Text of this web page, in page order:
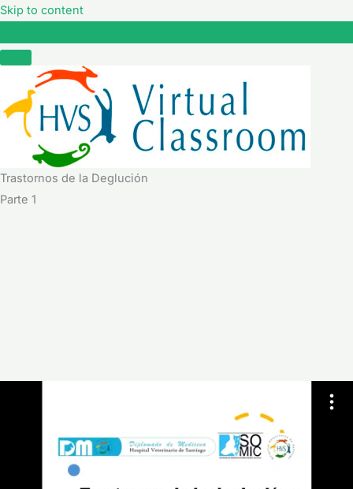
Skip to content
Trastornos de la Deglución
Parte 1